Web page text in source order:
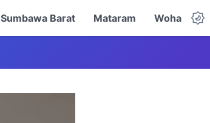
Sumbawa Barat Mataram Woha